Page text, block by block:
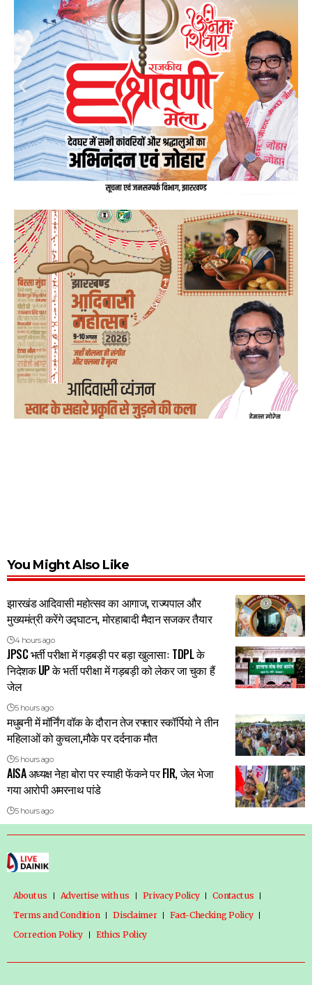
You Might Also Like
झारखंड आदिवासी महोत्सव का आगाज, राज्यपाल और
मुख्यमंत्री करेंगे उद्घाटन, मोरहाबादी मैदान सजकर तैयार
4 hours ago
JPSC भर्ती परीक्षा में गड़बड़ी पर बड़ा खुलासाः TDPL के
निदेशक UP के भर्ती परीक्षा में गड़बड़ी को लेकर जा चुका हैं
जेल
5 hours ago
मधुबनी में मॉर्निंग वॉक के दौरान तेज रफ्तार स्कॉर्पियो ने तीन
महिलाओं को कुचला,मौके पर दर्दनाक मौत
5 hours ago
AISA अध्यक्ष नेहा बोरा पर स्याही फेंकने पर FIR, जेल भेजा
गया आरोपी अमरनाथ पांडे
5 hours ago
About us Advertise with us Privacy Policy
Contact us
Terms and Condition
Disclaimer
Fact-Checking Policy
Correction Policy
Ethics Policy